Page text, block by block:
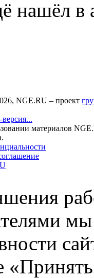
нашёл в
NGE.RU – проект
материалов